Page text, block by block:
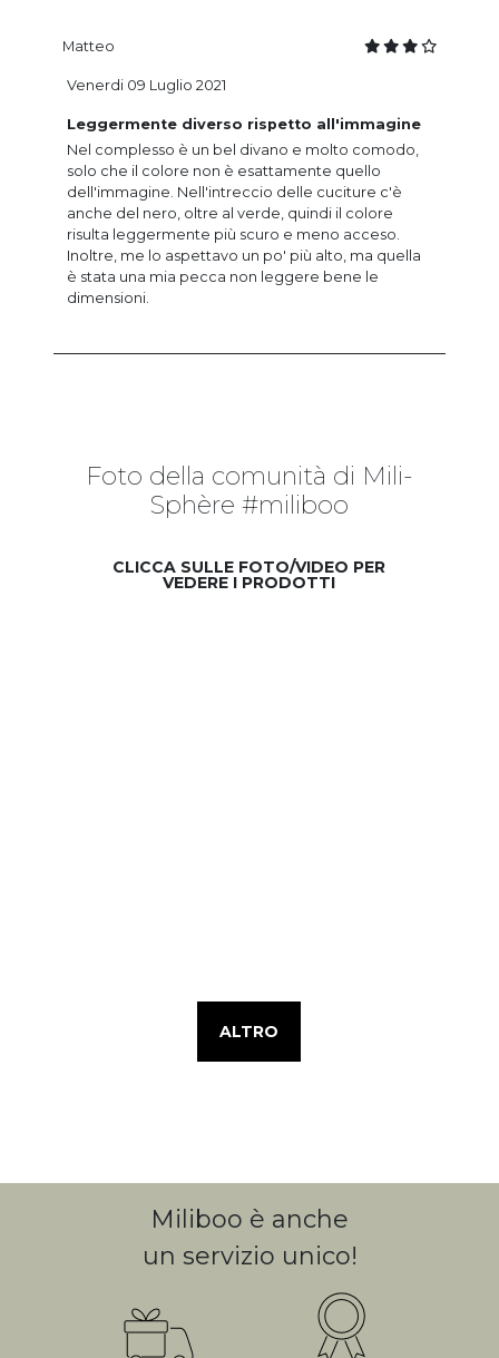
Matteo
Leggermente diverso rispetto all'immagine
Nel complesso è un bel divano e molto comodo,
solo che il colore non è esattamente quello
dell'immagine. Nell'intreccio delle cuciture c'è
anche del nero, oltre al verde, quindi il colore
risulta leggermente più scuro e meno acceso.
Inoltre, me lo aspettavo un po' più alto, ma quella
è stata una mia pecca non leggere bene le
dimensioni.
Venerdi 09 Luglio 2021
Foto della comunità di Mili-
Sphère #miliboo
CLICCA SULLE FOTO/VIDEO PER
VEDERE I PRODOTTI
ALTRO
Miliboo è anche
un servizio unico!